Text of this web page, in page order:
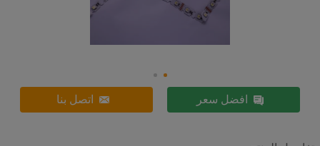
افضل سعر اتصل بنا